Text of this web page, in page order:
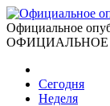
Официальное
Сегодня
Неделя